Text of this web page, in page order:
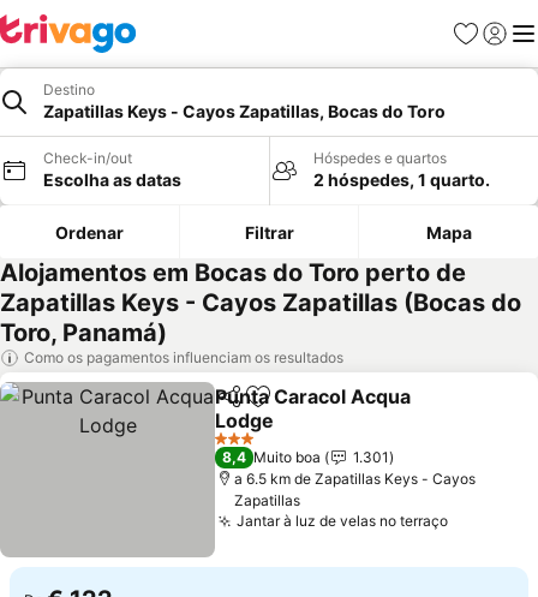
Favoritos
Iniciar
Destino
Zapatillas Keys - Cayos Zapatillas, Bocas do Toro
Check-in/out
Escolha as datas
Hóspedes e quartos
2 hóspedes, 1 quarto.
Ordenar Filtrar Mapa
Alojamentos em Bocas do Toro perto de
Zapatillas Keys - Cayos Zapatillas (Bocas do
Toro, Panamá)
Como os pagamentos influenciam os resultados
PartilharAdicionar aos favoritos
Punta Caracol Acqua
Lodge
Ver preços
3 Estrelas
8,4 Muito boa
1.301
a 6.5 km de Zapatillas Keys - Cayos
Zapatillas
Jantar à luz de velas no terraçoVer